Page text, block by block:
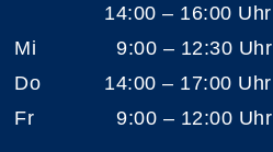
14:00 – 16:00 Uhr
Mi
9:00 – 12:30 Uhr
Do
14:00 – 17:00 Uhr
Fr
9:00 – 12:00 Uhr